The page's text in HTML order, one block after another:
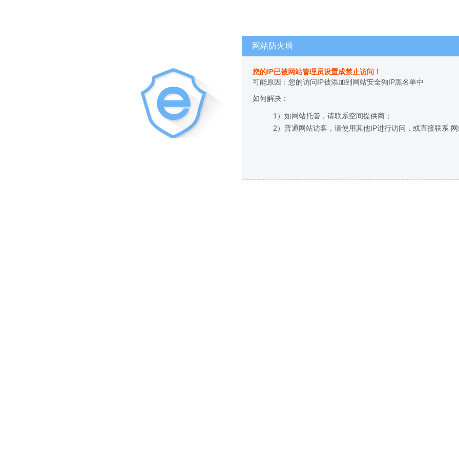
网站防火墙
您的IP已被网站管理员设置成禁止访问！
可能原因：您的访问IP被添加到网站安全狗IP黑名单中
如何解决：
1）如网站托管，请联系空间提供商；
2）普通网站访客，请使用其他IP进行访问，或直接联系 网